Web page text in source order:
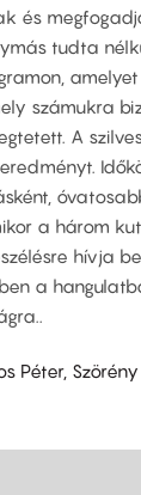
és
tudta
számukra
A
a három
hívja
a
Péter,